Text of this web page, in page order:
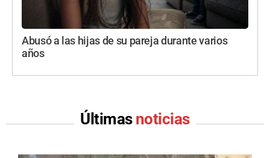
Abusó a las hijas de su pareja durante varios
años
Últimas noticias